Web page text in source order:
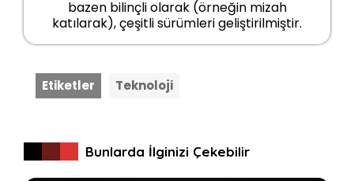
bazen bilinçli olarak (örneğin mizah
katılarak), çeşitli sürümleri geliştirilmiştir.
Etiketler Teknoloji
Bunlarda İlginizi Çekebilir